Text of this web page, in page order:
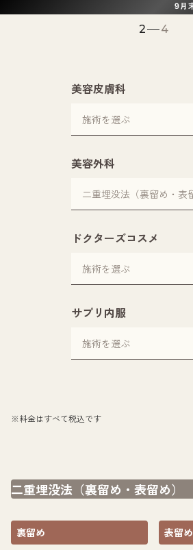
2 4
※料金はすべて税込です
二重埋没法（裏留め・表留め）
裏留め 表留め
美容皮膚科
美容外科
ドクターズコスメ
サプリ内服